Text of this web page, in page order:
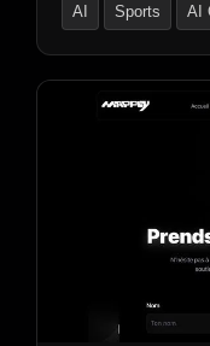
AI Sports AI